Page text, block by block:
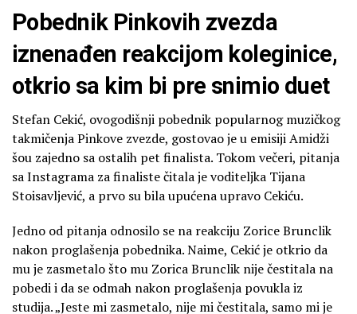
Pobednik Pinkovih zvezda
iznenađen reakcijom koleginice,
otkrio sa kim bi pre snimio duet
Stefan Cekić, ovogodišnji pobednik popularnog muzičkog
takmičenja Pinkove zvezde, gostovao je u emisiji Amidži
šou zajedno sa ostalih pet finalista. Tokom večeri, pitanja
sa Instagrama za finaliste čitala je voditeljka Tijana
Stoisavljević, a prvo su bila upućena upravo Cekiću.
Jedno od pitanja odnosilo se na reakciju Zorice Brunclik
nakon proglašenja pobednika. Naime, Cekić je otkrio da
mu je zasmetalo što mu Zorica Brunclik nije čestitala na
pobedi i da se odmah nakon proglašenja povukla iz
studija. „Jeste mi zasmetalo, nije mi čestitala, samo mi je